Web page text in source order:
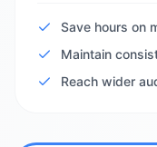
Save hours on
Maintain
Reach wider